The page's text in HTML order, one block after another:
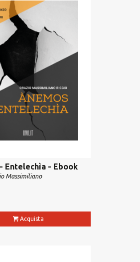
Entelechìa - Ebook
Massimiliano
Acquista